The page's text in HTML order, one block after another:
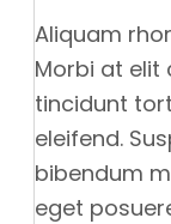
Aliquam
Morbi at elit
tincidunt
eleifend.
bibendum
eget